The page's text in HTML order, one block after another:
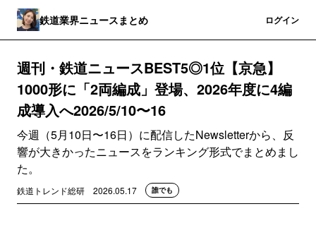
鉄道業界ニュースまとめ ログイン
週刊・鉄道ニュースBEST5◎1位【京急】
1000形に「2両編成」登場、2026年度に4編
成導入へ2026/5/10〜16
今週（5月10日〜16日）に配信したNewsletterから、反
響が大きかったニュースをランキング形式でまとめまし
た。
鉄道トレンド総研 2026.05.17 誰でも